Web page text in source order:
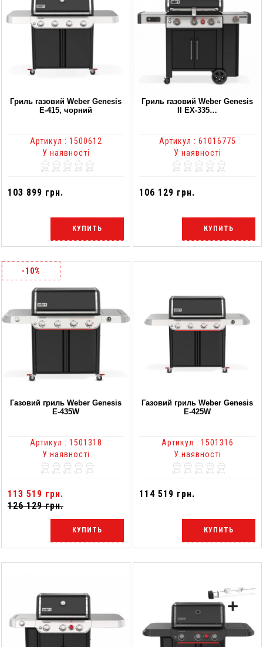
Гриль газовий Weber Genesis
E-415, чорний
Артикул : 1500612
У наявності
103 899 грн.
КУПИТЬ
Гриль газовий Weber Genesis
II EX-335…
Артикул : 61016775
У наявності
106 129 грн.
КУПИТЬ
-10%
Газовий гриль Weber Genesis
E-435W
Артикул : 1501318
У наявності
113 519 грн.
126 129 грн.
КУПИТЬ
Газовий гриль Weber Genesis
E-425W
Артикул : 1501316
У наявності
114 519 грн.
КУПИТЬ